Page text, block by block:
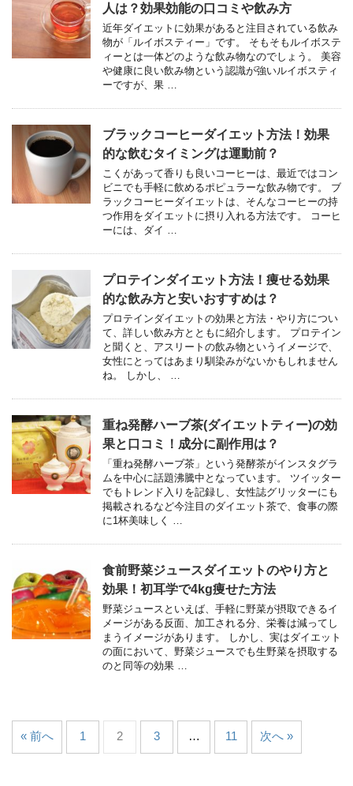
人は？効果効能の口コミや飲み方
近年ダイエットに効果があると注目されている飲み
物が「ルイボスティー」です。 そもそもルイボステ
ィーとは一体どのような飲み物なのでしょう。 美容
や健康に良い飲み物という認識が強いルイボスティ
ーですが、果 …
ブラックコーヒーダイエット方法！効果
的な飲むタイミングは運動前？
こくがあって香りも良いコーヒーは、最近ではコン
ビニでも手軽に飲めるポピュラーな飲み物です。 ブ
ラックコーヒーダイエットは、そんなコーヒーの持
つ作用をダイエットに摂り入れる方法です。 コーヒ
ーには、ダイ …
プロテインダイエット方法！痩せる効果
的な飲み方と安いおすすめは？
プロテインダイエットの効果と方法・やり方につい
て、詳しい飲み方とともに紹介します。 プロテイン
と聞くと、アスリートの飲み物というイメージで、
女性にとってはあまり馴染みがないかもしれません
ね。 しかし、 …
重ね発酵ハーブ茶(ダイエットティー)の効
果と口コミ！成分に副作用は？
「重ね発酵ハーブ茶」という発酵茶がインスタグラ
ムを中心に話題沸騰中となっています。 ツイッター
でもトレンド入りを記録し、女性誌グリッターにも
掲載されるなど今注目のダイエット茶で、食事の際
に1杯美味しく …
食前野菜ジュースダイエットのやり方と
効果！初耳学で4kg痩せた方法
野菜ジュースといえば、手軽に野菜が摂取できるイ
メージがある反面、加工される分、栄養は減ってし
まうイメージがあります。 しかし、実はダイエット
の面において、野菜ジュースでも生野菜を摂取する
のと同等の効果 …
« 前へ 1 2 3 … 11 次へ »